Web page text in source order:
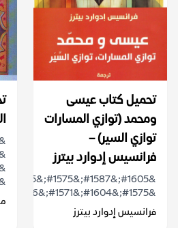
تحميل كتاب عيسى
ومحمد (توازي المسارات
توازي السير) –
فرانسيس إدوارد بيترز
&#1575;&#1604;&#1571;&#1606;&#1576;&#...
فرانسيس إدوارد بيترز